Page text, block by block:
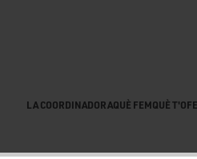
LA COORDINADORAQUÈ FEMQUÈ